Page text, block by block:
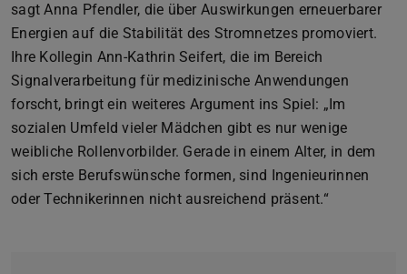
sagt Anna Pfendler, die über Auswirkungen erneuerbarer
Energien auf die Stabilität des Stromnetzes promoviert.
Ihre Kollegin Ann-Kathrin Seifert, die im Bereich
Signalverarbeitung für medizinische Anwendungen
forscht, bringt ein weiteres Argument ins Spiel: „Im
sozialen Umfeld vieler Mädchen gibt es nur wenige
weibliche Rollenvorbilder. Gerade in einem Alter, in dem
sich erste Berufswünsche formen, sind Ingenieurinnen
oder Technikerinnen nicht ausreichend präsent.“